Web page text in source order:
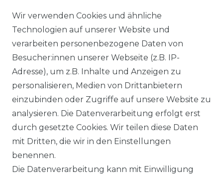
BEZAHLUNG
KLIMA- UND UMWELTSCHUTZ
LEXIKON
UNTERNEHMEN
ÜBER UNS
Wir verwenden Cookies und ähnliche
Technologien auf unserer Website und
verarbeiten personenbezogene Daten von
Besucher:innen unserer Webseite (z.B. IP-
Adresse), um z.B. Inhalte und Anzeigen zu
personalisieren, Medien von Drittanbietern
einzubinden oder Zugriffe auf unsere Website zu
analysieren. Die Datenverarbeitung erfolgt erst
durch gesetzte Cookies. Wir teilen diese Daten
mit Dritten, die wir in den Einstellungen
benennen.
Die Datenverarbeitung kann mit Einwilligung